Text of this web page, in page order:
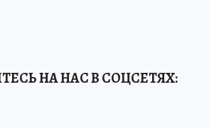
НА НАС В СОЦСЕТЯХ: